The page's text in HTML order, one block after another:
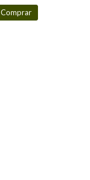
Comprar